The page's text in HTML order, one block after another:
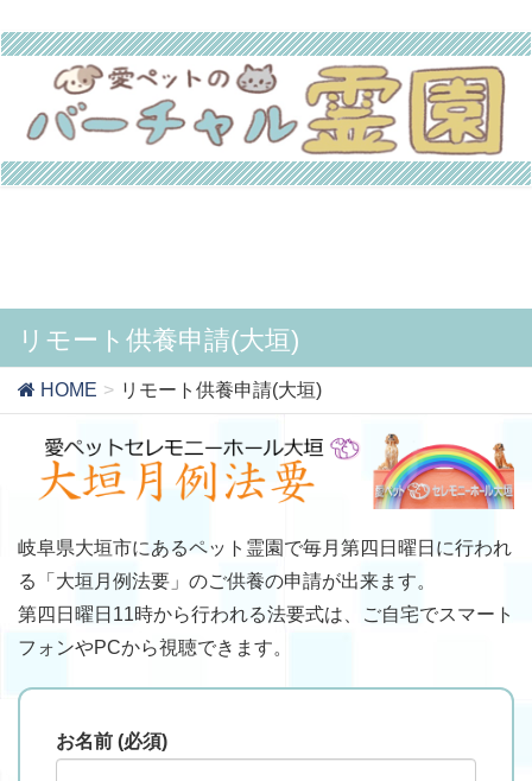
リモート供養申請(大垣)
HOME リモート供養申請(大垣)
岐阜県大垣市にあるペット霊園で毎月第四日曜日に行われ
る「大垣月例法要」のご供養の申請が出来ます。
第四日曜日11時から行われる法要式は、ご自宅でスマート
フォンやPCから視聴できます。
お名前 (必須)